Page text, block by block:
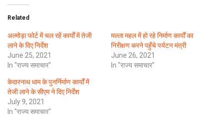
Related
अल्मोड़ा फोर्ट में चल रहें कार्यों में तेजी
लाने के दिए निर्देश
June 25, 2021
In "राज्य समाचार"
मल्ला महल में हो रहे निर्माण कार्यों का
निरीक्षण करने पहुँचे पर्यटन मंत्री
June 26, 2021
In "राज्य समाचार"
केदारनाथ धाम के पुनर्निर्माण कार्यों में
तेजी लाने के सीएम ने दिए निर्देश
July 9, 2021
In "राज्य समाचार"